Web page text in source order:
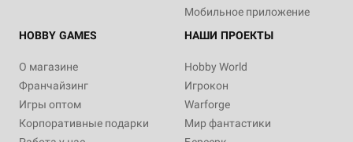
Мобильное приложение
HOBBY GAMES
О магазине
Франчайзинг
Игры оптом
Корпоративные подарки
НАШИ ПРОЕКТЫ
Hobby World
Игрокон
Warforge
Мир фантастики